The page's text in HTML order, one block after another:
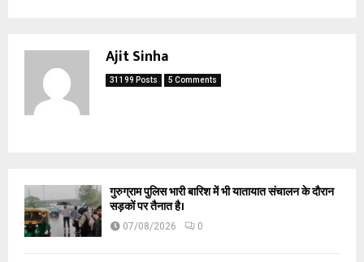
Ajit Sinha
31199 Posts 5 Comments
गुरुग्राम पुलिस भारी बारिश में भी यातायात संचालन के दौरान
सड़कों पर तैनात है।
07/08/2026 0